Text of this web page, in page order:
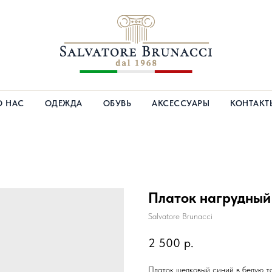
НАС ОДЕЖДА ОБУВЬ АКСЕССУАРЫ
Платок
Salvatore Brunacci
2 500 р.
Платок шелковый синий в белую